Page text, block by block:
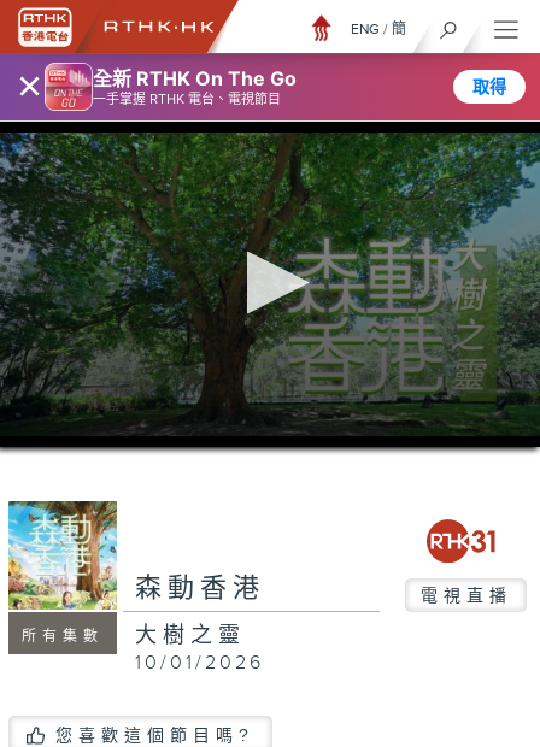
× 全新 RTHK On The Go
一手掌握 RTHK 電台、電視節目
取得
ENG / 簡
seconds
minutes,
7
seconds
所有集數
森動香港 電視直播
大樹之靈
10/01/2026
您喜歡這個節目嗎?